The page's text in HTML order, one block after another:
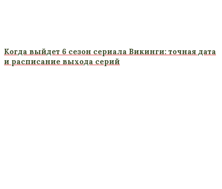
Когда выйдет 6 сезон сериала Викинги: точная дата
и расписание выхода серий